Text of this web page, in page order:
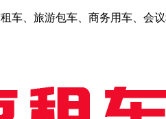
车、旅游包车、商务用车、会